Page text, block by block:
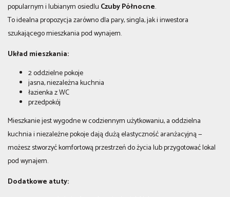
popularnym i lubianym osiedlu Czuby Północne.
To idealna propozycja zarówno dla pary, singla, jak i inwestora
szukającego mieszkania pod wynajem.
Układ mieszkania:
2 oddzielne pokoje
jasna, niezależna kuchnia
łazienka z WC
przedpokój
Mieszkanie jest wygodne w codziennym użytkowaniu, a oddzielna
kuchnia i niezależne pokoje dają dużą elastyczność aranżacyjną —
możesz stworzyć komfortową przestrzeń do życia lub przygotować lokal
pod wynajem.
Dodatkowe atuty: